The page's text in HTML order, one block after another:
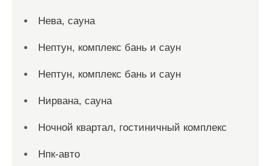
Нева, сауна
Нептун, комплекс бань и саун
Нептун, комплекс бань и саун
Нирвана, сауна
Ночной квартал, гостиничный комплекс
Нпк-авто